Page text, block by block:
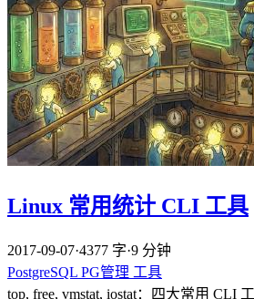
Linux 常用统计 CLI 工具
2017-09-07·4377 字·9 分钟
PostgreSQL PG管理 工具
top, free, vmstat, iostat：四大常用 CLI